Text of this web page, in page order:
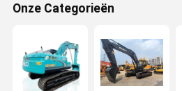
Onze Categorieën